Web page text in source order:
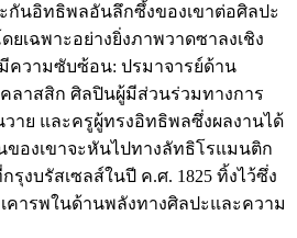
กันอิทธิพลอันลึกซึ้งของเขาต่อศิลปะ
ยเฉพาะอย่างยิ่งภาพวาดซาลงเชิง
ความซับซ้อน: ปรมาจารย์ด้าน
ลาสสิก ศิลปินผู้มีส่วนร่วมทางการ
วาย และครูผู้ทรงอิทธิพลซึ่งผลงานได้
ของเขาจะหันไปทางลัทธิโรแมนติก
งบรัสเซลส์ในปี ค.ศ. 1825 ทิ้งไว้ซึ่ง
คารพในด้านพลังทางศิลปะและความ